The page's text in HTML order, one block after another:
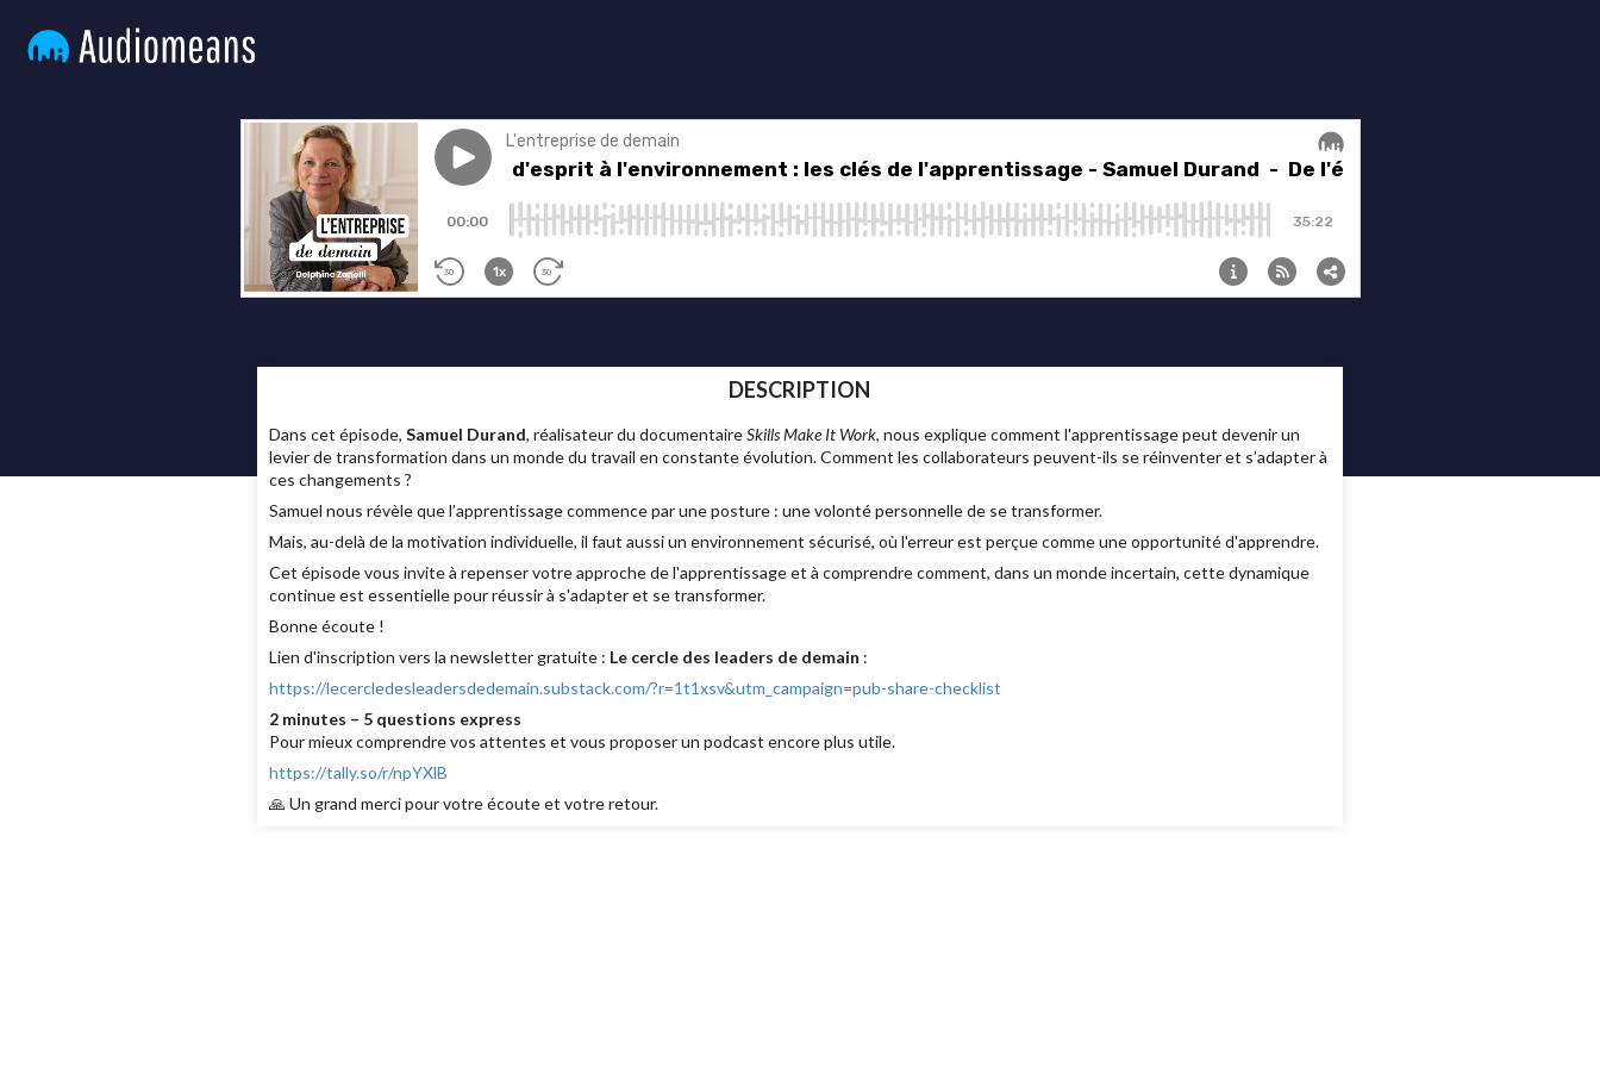
DESCRIPTION
Dans cet épisode, Samuel Durand, réalisateur du documentaireSkills Make It Work, nous explique comment l'apprentissage peut devenir un
levier de transformation dans un monde du travail en constante évolution. Comment les collaborateurs peuvent-ils se réinventer et s’adapter à
ces changements ?
Samuel nous révèle que l’apprentissage commence par une posture : une volonté personnelle de se transformer.
Mais, au-delà de la motivation individuelle, il faut aussi un environnement sécurisé, où l'erreur est perçue comme une opportunité d'apprendre.
Cet épisode vous invite à repenser votre approche de l'apprentissage et à comprendre comment, dans un monde incertain, cette dynamique
continue est essentielle pour réussir à s'adapter et se transformer.
Bonne écoute !
Lien d'inscription vers la newsletter gratuite : Le cercle des leaders de demain :
https://lecercledesleadersdedemain.substack.com/?r=1t1xsv&utm_campaign=pub-share-checklist
2 minutes – 5 questions express
Pour mieux comprendre vos attentes et vous proposer un podcast encore plus utile.
https://tally.so/r/npYXlB
🙏 Un grand merci pour votre écoute et votre retour.